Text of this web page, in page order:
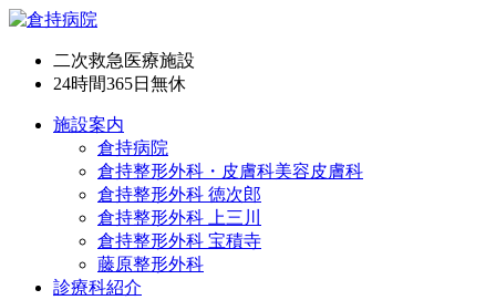
二次救急医療施設
24時間365日 無休
施設案内
倉持病院
倉持整形外科・皮膚科美容皮膚科
倉持整形外科 徳次郎
倉持整形外科 上三川
倉持整形外科 宝積寺
藤原整形外科
診療科紹介